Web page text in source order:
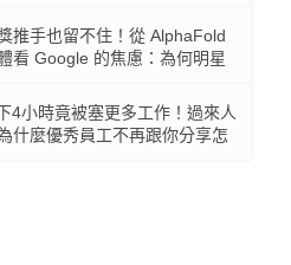
推手也留不住！從 AlphaFold
看 Google 的焦慮：為何明星
4小時竟被塞更多工作！過來人
什麼優秀員工不再跟你分享怎